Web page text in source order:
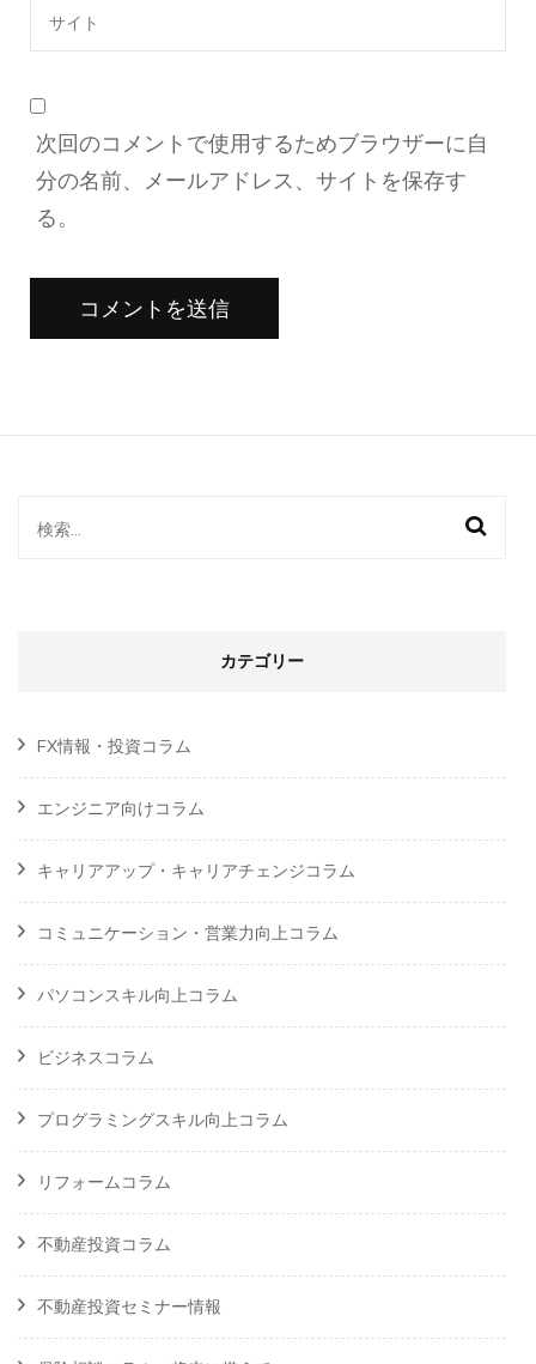
次回のコメントで使用するためブラウザーに自
分の名前、メールアドレス、サイトを保存す
る。
検
カテゴリー
FX情報・投資コラム
エンジニア向けコラム
キャリアアップ・キャリアチェンジコラム
コミュニケーション・営業力向上コラム
パソコンスキル向上コラム
ビジネスコラム
プログラミングスキル向上コラム
リフォームコラム
不動産投資コラム
不動産投資セミナー情報